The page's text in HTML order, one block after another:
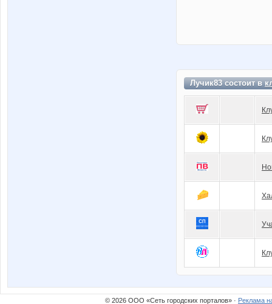
Лучик83 состоит в
© 2026 ООО «Сеть городских порталов» · Реклама